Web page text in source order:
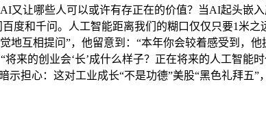
又让哪些人可以或许有存正在的价值？当AI起头嵌
度和千问。人工智能距离我们的糊口仅仅只要1米之
地互相提问”，他留意到：“本年你会较着感受到，
来的创业会‘长’成什么样子？正在将来的人工智能
担心：这对工业成长“不是功德”美股“黑色礼拜五”，